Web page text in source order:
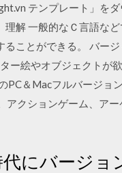
テンプレート」をダ
解 一般的なＣ言語な
ことができる。 バー
ー絵やオブジェクトが
＆Macフルバージョ
クションゲーム、ア
にバージョ